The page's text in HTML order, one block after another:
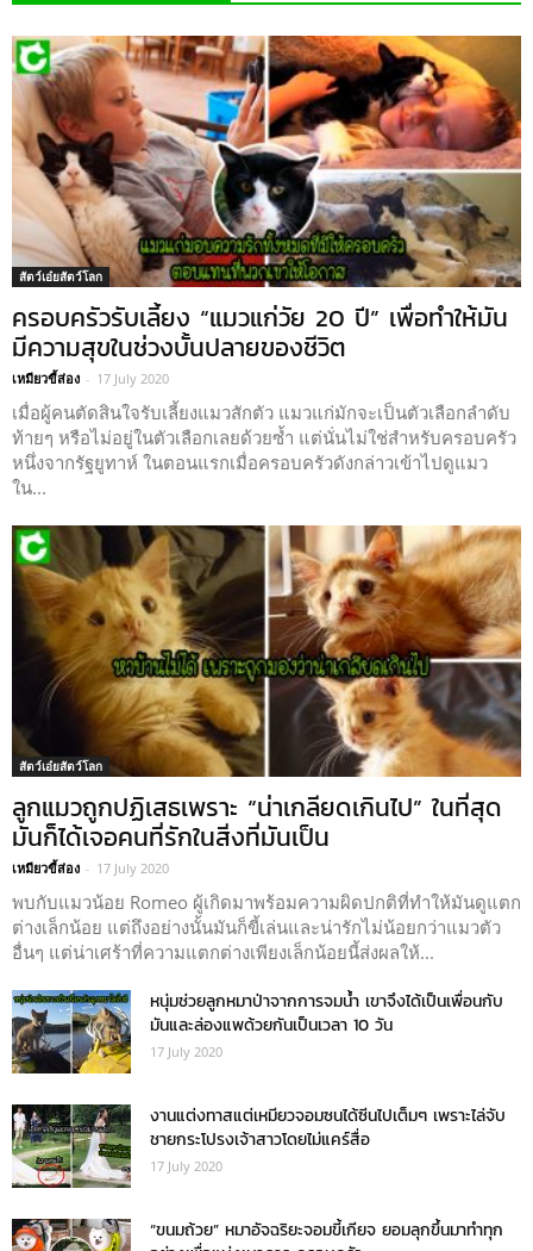
สัตว์เอ๋ยสัตว์โลก
ครอบครัวรับเลี้ยง “แมวแก่วัย 20 ปี” เพื่อทำให้มัน
มีความสุขในช่วงบั้นปลายของชีวิต
เหมียวขี้ส่อง - 17 July 2020
เมื่อผู้คนตัดสินใจรับเลี้ยงแมวสักตัว แมวแก่มักจะเป็นตัวเลือกลำดับ
ท้ายๆ หรือไม่อยู่ในตัวเลือกเลยด้วยซ้ำ แต่นั่นไม่ใช่สำหรับครอบครัว
หนึ่งจากรัฐยูทาห์ ในตอนแรกเมื่อครอบครัวดังกล่าวเข้าไปดูแมว
ใน...
สัตว์เอ๋ยสัตว์โลก
ลูกแมวถูกปฏิเสธเพราะ “น่าเกลียดเกินไป” ในที่สุด
มันก็ได้เจอคนที่รักในสิ่งที่มันเป็น
เหมียวขี้ส่อง - 17 July 2020
พบกับแมวน้อย Romeo ผู้เกิดมาพร้อมความผิดปกติที่ทำให้มันดูแตก
ต่างเล็กน้อย แต่ถึงอย่างนั้นมันก็ขี้เล่นและน่ารักไม่น้อยกว่าแมวตัว
อื่นๆ แต่น่าเศร้าที่ความแตกต่างเพียงเล็กน้อยนี้ส่งผลให้...
หนุ่มช่วยลูกหมาป่าจากการจมน้ำ เขาจึงได้เป็นเพื่อนกับ
มันและล่องแพด้วยกันเป็นเวลา 10 วัน
17 July 2020
งานแต่งทาสแต่เหมียวจอมซนได้ซีนไปเต็มๆ เพราะไล่จับ
ชายกระโปรงเจ้าสาวโดยไม่แคร์สื่อ
17 July 2020
“ขนมถ้วย” หมาอัจฉริยะจอมขี้เกียจ ยอมลุกขึ้นมาทำทุก